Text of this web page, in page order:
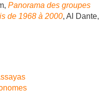
Panorama des groupes
de 1968 à 2000, Al Dante,